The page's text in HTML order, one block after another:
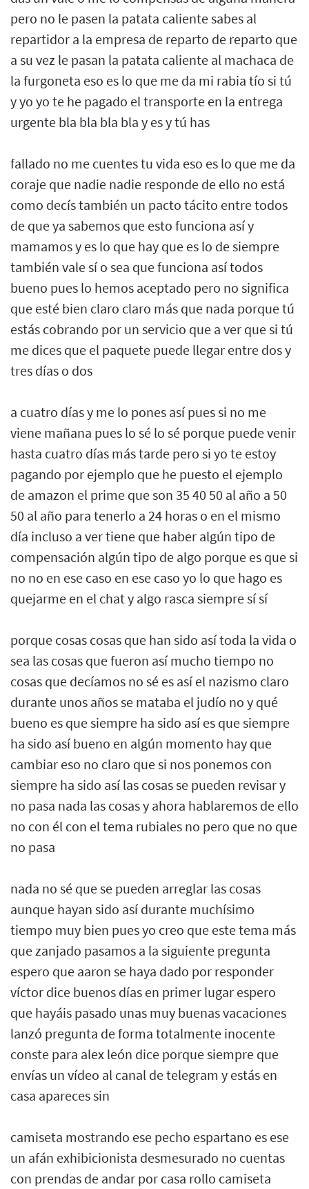
pero no le pasen la patata caliente sabes al
repartidor a la empresa de reparto de reparto que
a su vez le pasan la patata caliente al machaca de
la furgoneta eso es lo que me da mi rabia tío si tú
y yo yo te he pagado el transporte en la entrega
urgente bla bla bla bla y es y tú has
fallado no me cuentes tu vida eso es lo que me da
coraje que nadie nadie responde de ello no está
como decís también un pacto tácito entre todos
de que ya sabemos que esto funciona así y
mamamos y es lo que hay que es lo de siempre
también vale sí o sea que funciona así todos
bueno pues lo hemos aceptado pero no significa
que esté bien claro claro más que nada porque tú
estás cobrando por un servicio que a ver que si tú
me dices que el paquete puede llegar entre dos y
tres días o dos
a cuatro días y me lo pones así pues si no me
viene mañana pues lo sé lo sé porque puede venir
hasta cuatro días más tarde pero si yo te estoy
pagando por ejemplo que he puesto el ejemplo
de amazon el prime que son 35 40 50 al año a 50
50 al año para tenerlo a 24 horas o en el mismo
día incluso a ver tiene que haber algún tipo de
compensación algún tipo de algo porque es que si
no no en ese caso en ese caso yo lo que hago es
quejarme en el chat y algo rasca siempre sí sí
porque cosas cosas que han sido así toda la vida o
sea las cosas que fueron así mucho tiempo no
cosas que decíamos no sé es así el nazismo claro
durante unos años se mataba el judío no y qué
bueno es que siempre ha sido así es que siempre
ha sido así bueno en algún momento hay que
cambiar eso no claro que si nos ponemos con
siempre ha sido así las cosas se pueden revisar y
no pasa nada las cosas y ahora hablaremos de ello
no con él con el tema rubiales no pero que no que
no pasa
nada no sé que se pueden arreglar las cosas
aunque hayan sido así durante muchísimo
tiempo muy bien pues yo creo que este tema más
que zanjado pasamos a la siguiente pregunta
espero que aaron se haya dado por responder
víctor dice buenos días en primer lugar espero
que hayáis pasado unas muy buenas vacaciones
lanzó pregunta de forma totalmente inocente
conste para alex león dice porque siempre que
envías un vídeo al canal de telegram y estás en
casa apareces sin
camiseta mostrando ese pecho espartano es ese
un afán exhibicionista desmesurado no cuentas
con prendas de andar por casa rollo camiseta